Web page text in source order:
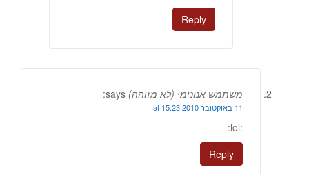
Reply
משתמש אנונימי (לא מזוהה) says:
11 באוקטובר 2010 at 15:23
:lol:
Reply